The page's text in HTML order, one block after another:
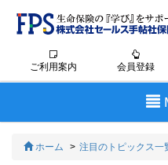
ご利用案内 会員登録
ホーム 注目のトピックス一